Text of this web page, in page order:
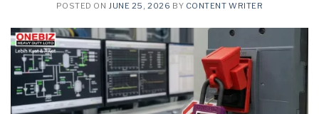
POSTED ON JUNE 25, 2026 BY CONTENT WRITER